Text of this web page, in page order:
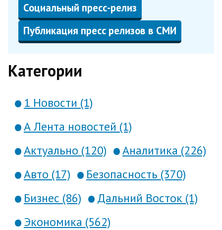
Социальный пресс-релиз
Публикация пресс релизов в СМИ
Категории
1 Новости (1)
А Лента новостей (1)
Актуально (120)
Аналитика (226)
Авто (17)
Безопасность (370)
Бизнес (86)
Дальний Восток (1)
Экономика (562)